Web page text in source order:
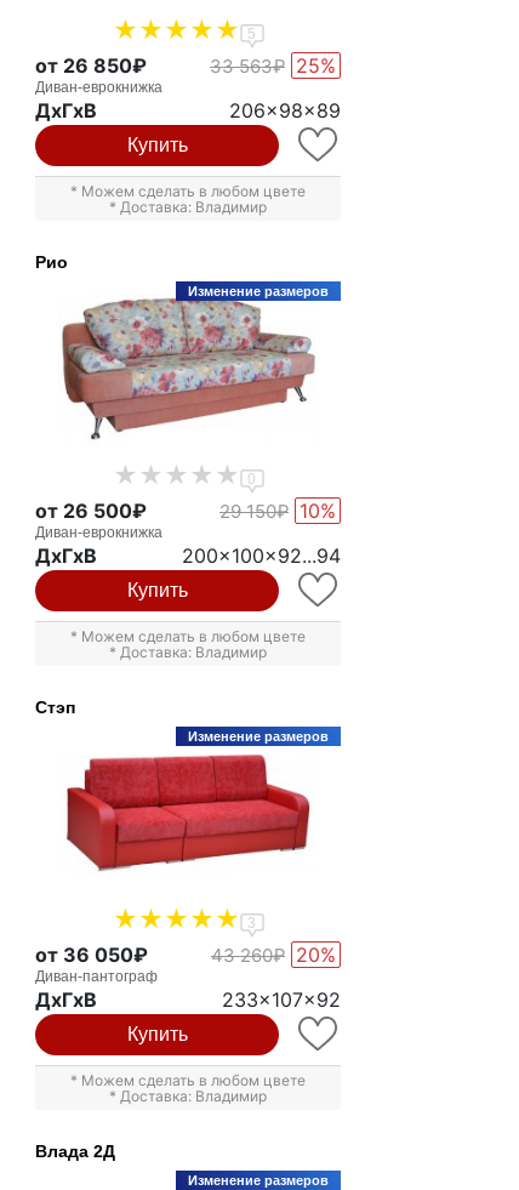
5
от 26 850₽ 33 563₽ 25%
Диван-еврокнижка
ДxГxВ 206x98x89
Купить
* Можем сделать в любом цвете
* Доставка: Владимир
Рио
Изменение размеров
0
от 26 500₽ 29 150₽ 10%
Диван-еврокнижка
ДxГxВ 200x100x92...94
Купить
* Можем сделать в любом цвете
* Доставка: Владимир
Стэп
Изменение размеров
3
от 36 050₽ 43 260₽ 20%
Диван-пантограф
ДxГxВ 233x107x92
Купить
* Можем сделать в любом цвете
* Доставка: Владимир
Влада 2Д
Изменение размеров